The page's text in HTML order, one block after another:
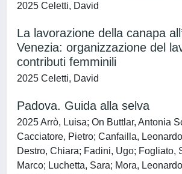
2025 Celetti, David
La lavorazione della canapa
Venezia: organizzazione del
contributi femminili
2025 Celetti, David
Padova. Guida alla selva
2025 Arrò, Luisa; On Buttlar, Antonia
Cacciatore, Pietro; Canfailla,
Destro, Chiara; Fadini, Ugo; Fogliato,
Marco; Luchetta, Sara; Mora,